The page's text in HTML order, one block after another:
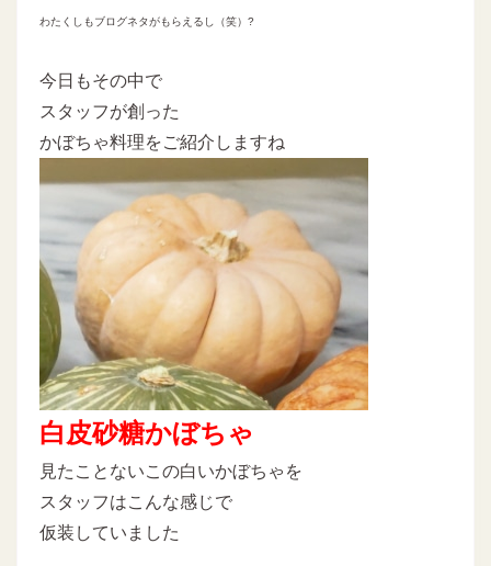
わたくしもブログネタがもらえるし（笑）?
今日もその中で
スタッフが創った
かぼちゃ料理をご紹介しますね
白皮砂糖かぼちゃ
見たことないこの白いかぼちゃを
スタッフはこんな感じで
仮装していました